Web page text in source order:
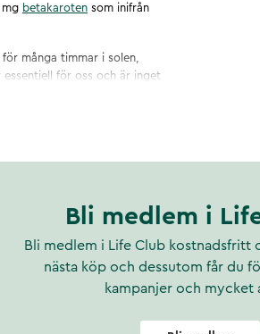
mg betakaroten som inifrån
många timmar i solen,
för oss och är inget
är lätt brun tonat och
ingår i gruppen
för vid solexponering.
Bli medlem i
Bli medlem i Life Club kostnadsfritt
nästa köp och dessutom får du
kampanjer och mycket